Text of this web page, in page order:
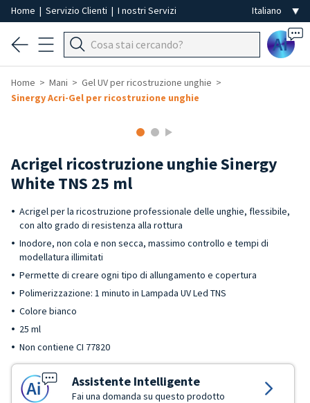
Home | Servizio Clienti | I nostri Servizi
Ai
Home Mani
Gel UV per ricostruzione unghie
Sinergy Acri-Gel per ricostruzione unghie
Acrigel ricostruzione unghie Sinergy
White TNS 25 ml
Acrigel per la ricostruzione professionale delle unghie, flessibile,
con alto grado di resistenza alla rottura
Inodore, non cola e non secca, massimo controllo e tempi di
modellatura illimitati
Permette di creare ogni tipo di allungamento e copertura
Polimerizzazione: 1 minuto in Lampada UV Led TNS
Colore bianco
25 ml
Non contiene CI 77820
Assistente Intelligente
Fai una domanda su questo prodotto